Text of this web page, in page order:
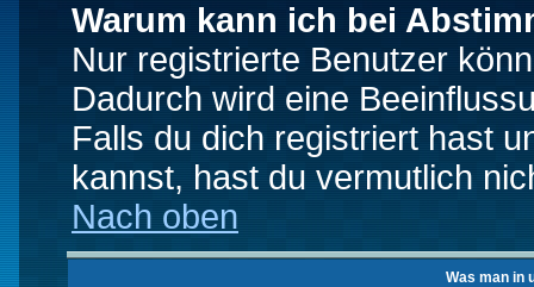
Warum kann ich bei
Nur registrierte Benutzer
Dadurch wird eine
Falls du dich registriert hast
kannst, hast du vermutlich
Nach oben
Was man in